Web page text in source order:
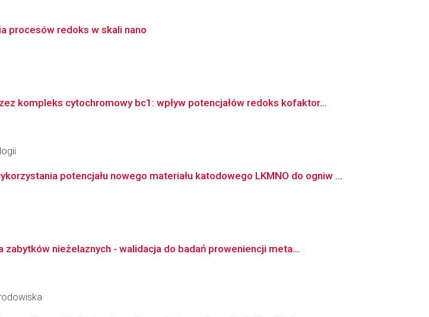
procesów redoks w skali nano
kompleks cytochromowy bc1: wpływ potencjałów redoks kofaktor...
potencjału nowego materiału katodowego LKMNO do ogniw ...
nieżelaznych - walidacja do badań proweniencji meta...